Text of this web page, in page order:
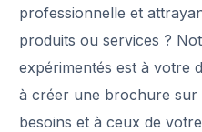
professionnelle et
produits ou services ?
expérimentés est à votre
à créer une brochure sur
besoins et à ceux de